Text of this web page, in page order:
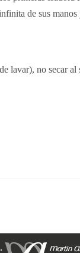
de sus
lavar), no secar